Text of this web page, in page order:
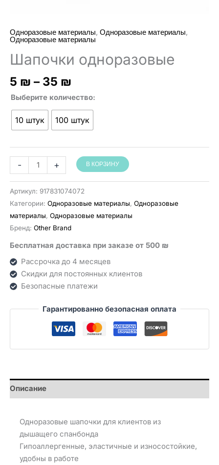
Одноразовые материалы, Одноразовые материалы,
Одноразовые материалы
Шапочки одноразовые
5 ₪ – 35 ₪
цен:
–
35 ₪
Выберите количество
10 штук 100 штук
-
Количество
товара
+ В КОРЗИНУ
Артикул: 917831074072
Категории: Одноразовые материалы, Одноразовые
материалы, Одноразовые материалы
Бренд: Other Brand
Бесплатная доставка при заказе от 500 ₪
Рассрочка до 4 месяцев
Скидки для постоянных клиентов
Безопасные платежи
Гарантированно безопасная оплата
Описание
Одноразовые шапочки для клиентов из
дышащего спанбонда
Гипоаллергенные, эластичные и износостойкие,
удобны в работе